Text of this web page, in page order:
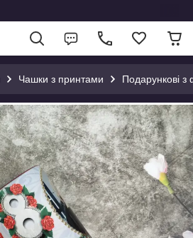
Чашки з принтами Подарункові